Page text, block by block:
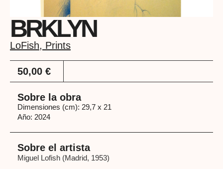
BRKLYN
LoFish, Prints
50,00 €
Sobre la obra
Dimensiones (cm): 29,7 x 21
Año: 2024
Sobre el artista
Miguel Lofish (Madrid, 1953)